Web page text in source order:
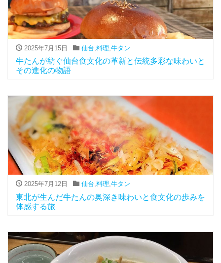
2025年7月15日 仙台 料理 牛タン
牛たんが紡ぐ仙台食文化の革新と伝統多彩な味わいと
その進化の物語
2025年7月12日 仙台,料理,牛タン
東北が生んだ牛たんの奥深き味わいと食文化の歩みを
体感する旅